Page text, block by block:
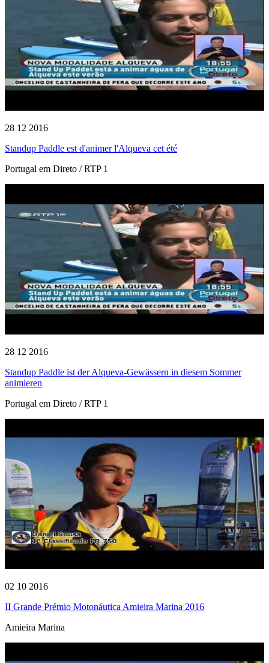
28 12 2016
Standup Paddle est d'animer l'Alqueva cet été
Portugal em Direto / RTP 1
28 12 2016
Standup Paddle ist der Alqueva-Gewässern in diesem Sommer
animieren
Portugal em Direto / RTP 1
02 10 2016
II Grande Prémio Motonáutica Amieira Marina 2016
Amieira Marina